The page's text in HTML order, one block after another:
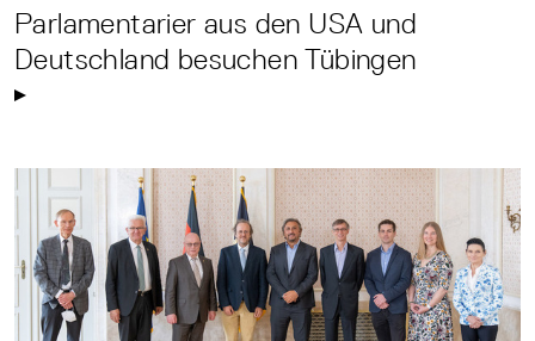
Parlamentarier aus den USA und
Deutschland besuchen Tübingen